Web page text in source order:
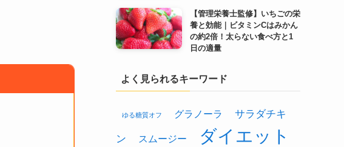
【管理栄養士監修】いちごの栄
養と効能｜ビタミンCはみかん
の約2倍！太らない食べ方と1
日の適量
よく見られるキーワード
ゆる糖質オフ グラノーラ サラダチキ
ン スムージー ダイエット